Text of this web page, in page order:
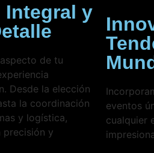
Integral y
de tu
Desde la elección
la coordinación
y logística,
precisión y
eventos
cualquier